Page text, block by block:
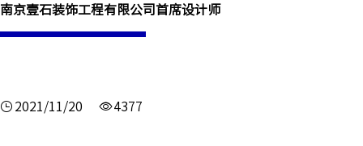
南京壹石装饰工程有限公司首席设计师
2021/11/20 4377